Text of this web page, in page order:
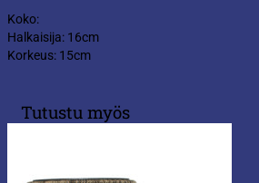
Koko:
Halkaisija: 16cm
Korkeus: 15cm
Tutustu myös